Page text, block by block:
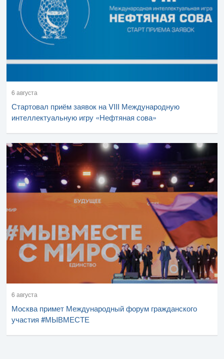
6 августа
Стартовал приём заявок на VIII Международную
интеллектуальную игру «Нефтяная сова»
6 августа
Москва примет Международный форум гражданского
участия #МЫВМЕСТЕ